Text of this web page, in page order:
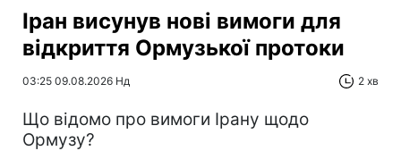
Іран висунув нові вимоги для
відкриття Ормузької протоки
03:25 09.08.2026 Нд 2 хв
Що відомо про вимоги Ірану щодо
Ормузу?